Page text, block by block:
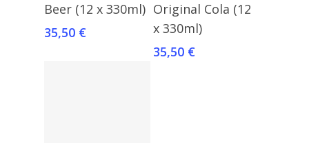
Beer (12 x 330ml)
35,50 €
Original Cola (12
x 330ml)
35,50€